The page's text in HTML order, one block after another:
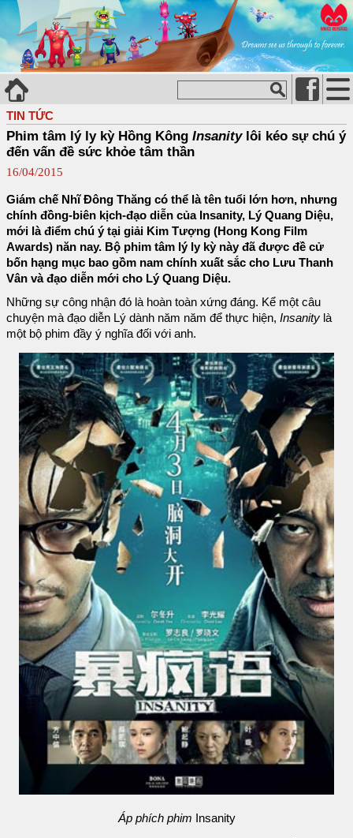
TIN TỨC
Phim tâm lý ly kỳ Hồng Kông Insanitylôi kéo sự chú ý
đến vấn đề sức khỏe tâm thần
16/04/2015
Giám chế Nhĩ Đông Thăng có thể là tên tuổi lớn hơn, nhưng
chính đồng-biên kịch-đạo diễn của Insanity, Lý Quang Diệu,
mới là điểm chú ý tại giải Kim Tượng (Hong Kong Film
Awards) năn nay. Bộ phim tâm lý ly kỳ này đã được đề cử
bốn hạng mục bao gồm nam chính xuất sắc cho Lưu Thanh
Vân và đạo diễn mới cho Lý Quang Diệu.
Những sự công nhận đó là hoàn toàn xứng đáng. Kể một câu
chuyện mà đạo diễn Lý dành năm năm để thực hiện, Insanity là
một bộ phim đầy ý nghĩa đối với anh.
Áp phích phim Insanity